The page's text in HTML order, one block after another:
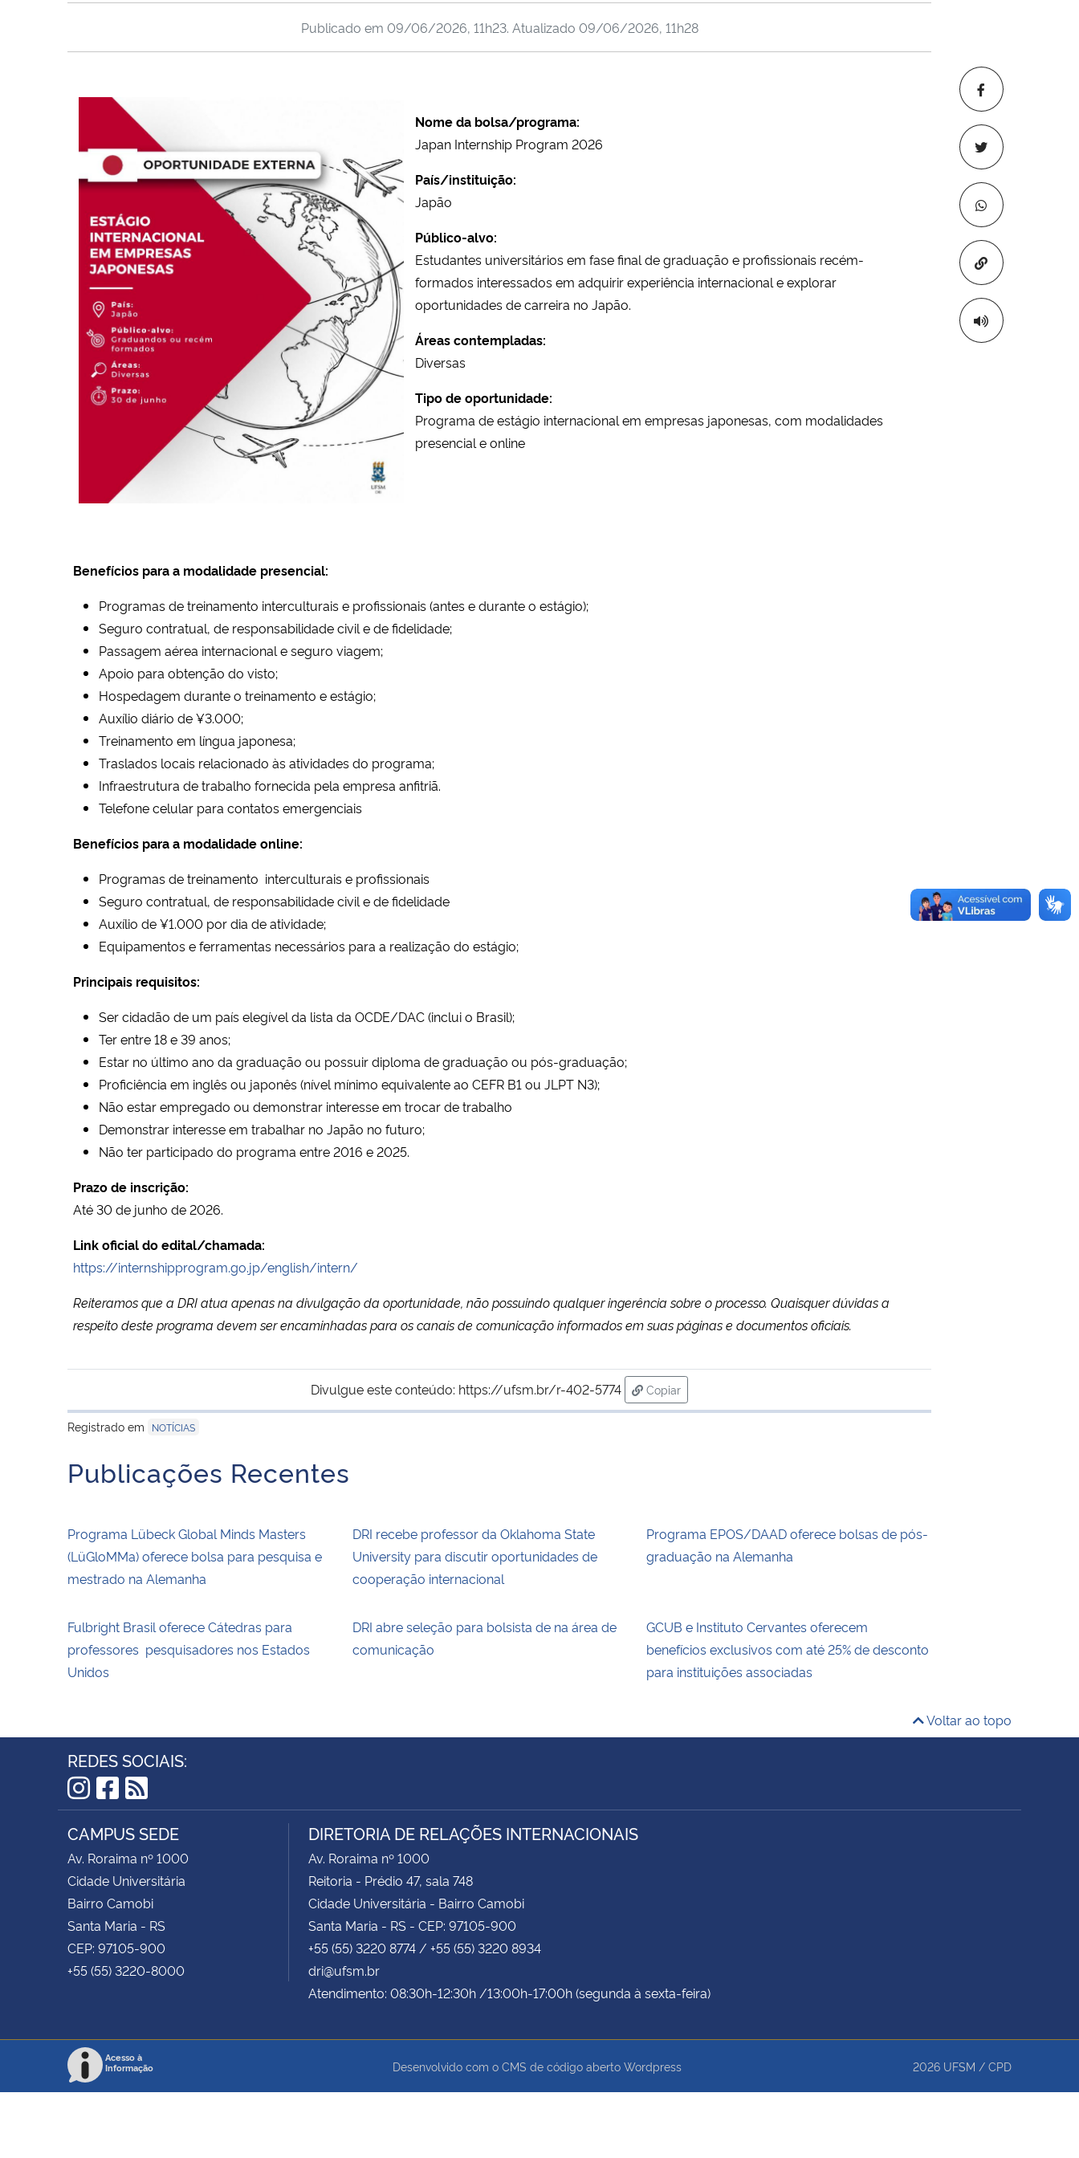
Copiar para
Publicado em 09/06/2026, 11h23. Atualizado 09/06/2026, 11h28
Nome da bolsa/programa:
Japan Internship Program 2026
País/instituição:
Japão
Público-alvo:
Estudantes universitários em fase final de graduação e profissionais recém-
formados interessados em adquirir experiência internacional e explorar
oportunidades de carreira no Japão.
Áreas contempladas:
Diversas
Tipo de oportunidade:
Programa de estágio internacional em empresas japonesas, com modalidades
presencial e online
Benefícios para a modalidade presencial:
Programas de treinamento interculturais e profissionais (antes e durante o estágio);
Seguro contratual, de responsabilidade civil e de fidelidade;
Passagem aérea internacional e seguro viagem;
Apoio para obtenção do visto;
Hospedagem durante o treinamento e estágio;
Auxílio diário de ¥3.000;
Treinamento em língua japonesa;
Traslados locais relacionado às atividades do programa;
Infraestrutura de trabalho fornecida pela empresa anfitriã.
Telefone celular para contatos emergenciais
Benefícios para a modalidade online:
Programas de treinamento interculturais e profissionais
Seguro contratual, de responsabilidade civil e de fidelidade
Auxílio de ¥1.000 por dia de atividade;
Equipamentos e ferramentas necessários para a realização do estágio;
Principais requisitos:
Ser cidadão de um país elegível da lista da OCDE/DAC (inclui o Brasil);
Ter entre 18 e 39 anos;
Estar no último ano da graduação ou possuir diploma de graduação ou pós-graduação;
Proficiência em inglês ou japonês (nível mínimo equivalente ao CEFR B1 ou JLPT N3);
Não estar empregado ou demonstrar interesse em trocar de trabalho
Demonstrar interesse em trabalhar no Japão no futuro;
Não ter participado do programa entre 2016 e 2025.
Prazo de inscrição:
Até 30 de junho de 2026.
Link oficial do edital/chamada:
https://internshipprogram.go.jp/english/intern/
Reiteramos que a DRI atua apenas na divulgação da oportunidade, não possuindo qualquer ingerência sobre o processo. Quaisquer dúvidas a
respeito deste programa devem ser encaminhadas para os canais de comunicação informados em suas páginas e documentos oficiais.
Divulgue este conteúdo: https://ufsm.br/r-402-5774
Copiar
para área de transferência
Registrado em
NOTÍCIAS
Publicações Recentes
Programa Lübeck Global Minds Masters
(LüGloMMa) oferece bolsa para pesquisa e
mestrado na Alemanha
DRI recebe professor da Oklahoma State
University para discutir oportunidades de
cooperação internacional
Programa EPOS/DAAD oferece bolsas de pós-
graduação na Alemanha
Fulbright Brasil oferece Cátedras para
professores pesquisadores nos Estados
Unidos
DRI abre seleção para bolsista de na área de
comunicação
GCUB e Instituto Cervantes oferecem
benefícios exclusivos com até 25% de desconto
para instituições associadas
Voltar ao topo
REDES SOCIAIS:
Instagram
Facebook
RSS
CAMPUS SEDE
Av. Roraima nº 1000
Cidade Universitária
Bairro Camobi
Santa Maria - RS
CEP: 97105-900
+55 (55) 3220-8000
DIRETORIA DE RELAÇÕES INTERNACIONAIS
Av. Roraima nº 1000
Reitoria - Prédio 47, sala 748
Cidade Universitária - Bairro Camobi
Santa Maria - RS - CEP: 97105-900
+55 (55) 3220 8774 / +55 (55) 3220 8934
dri@ufsm.br
Atendimento: 08:30h-12:30h /13:00h-17:00h (segunda à sexta-feira)
Acesso à
Informação
Desenvolvido com o CMS de código aberto Wordpress 2026 UFSM / CPD